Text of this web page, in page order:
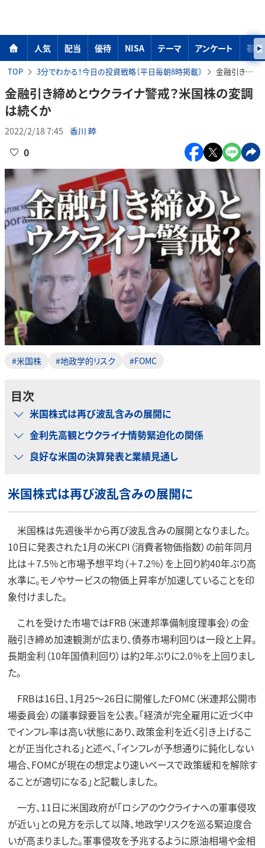
人気 配当 優待 NISA テーマ アンケート 著者
TOP 3分でわかる！今日の投資戦略〔平日毎朝8時掲載〕 金融引き締めとウクライナ警戒？米国株の変調は続くか
金融引き締めとウクライナ警戒？米国株の変調
は続くか
2022/2/18 7:45 香川 睦
0
#米国株 #地政学的リスク #FOMC
目次
米国株式は再び波乱含みの展開に
金利先高観とウクライナ情勢緊迫化の関係
良好な米国の決算発表と業績見通し
米国株式は再び波乱含みの展開に
米国株は先週後半から再び波乱含みの展開となりました。
10日に発表された1月の米CPI（消費者物価指数）の前年同月
比は＋7.5％と市場予想平均（＋7.2％）を上回り約40年ぶり高
水準に。モノやサービスの物価上昇率が加速していることを印
象付けました。
これを受けた市場ではFRB（米連邦準備制度理事会）の金
融引き締め加速観測が広まり、債券市場利回りは一段と上昇。
長期金利（10年国債利回り）は約2年ぶりに2.0％を上回りまし
た。
FRBは16日、1月25～26日に開催したFOMC（米連邦公開市
場委員会）の議事録要旨を公表。「経済が完全雇用に近づく中
でインフレ率は高い状態にあり、政策金利を近く引き上げるこ
とが正当化される」と述べ、「インフレが予想通りに鈍化しない
場合、FOMCが現在の想定より速いペースで政策緩和を解除す
ることが適切になる」と記載しました。
一方、11日に米国政府が「ロシアのウクライナへの軍事侵攻
が近い」との見方を示して以降、地政学リスクを巡る緊迫度合
いが高まりました。軍事侵攻を予兆するように原油相場や金相